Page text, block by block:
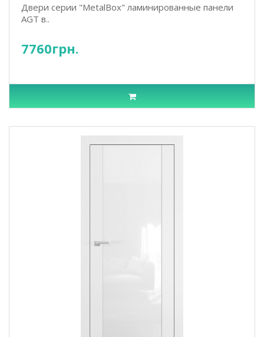
Двери серии "MetalBox" ламинированные панели
AGT в..
7760грн.